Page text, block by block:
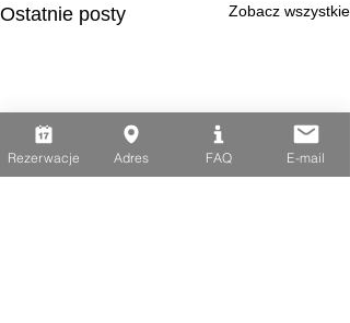
Ostatnie posty Zobacz wszystkie
Rezerwacje Adres FAQ E-mail